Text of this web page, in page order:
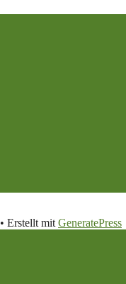
• Erstellt mit GeneratePress